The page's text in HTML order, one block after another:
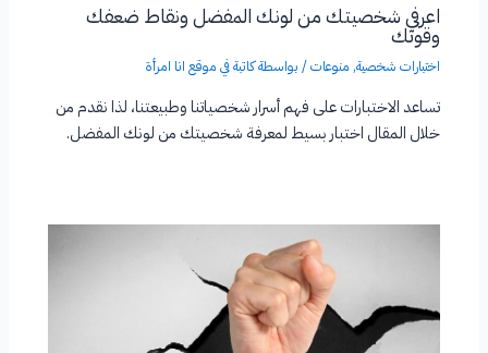
اعرفي شخصيتك من لونك المفضل ونقاط ضعفك
وقوتك
اختبارات شخصية, منوعات/ بواسطةكاتبة في موقع انا امرأة
تساعد الاختبارات على فهم أسرار شخصياتنا وطبيعتنا، لذا نقدم من
خلال المقال اختبار بسيط لمعرفة شخصيتك من لونك المفضل.